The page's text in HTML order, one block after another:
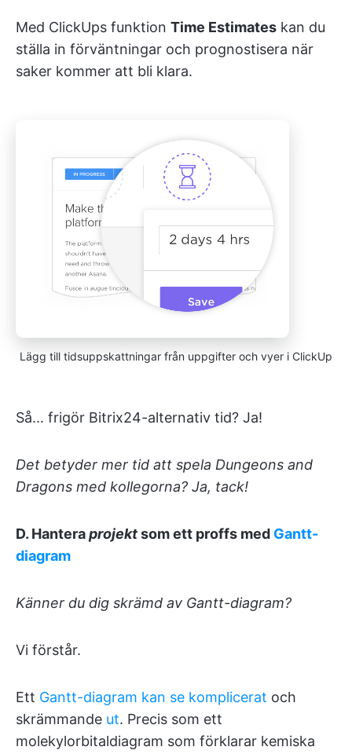
Med ClickUps funktion Time Estimates kan du
ställa in förväntningar och prognostisera när
saker kommer att bli klara.
Lägg till tidsuppskattningar från uppgifter och vyer i ClickUp
Så... frigör Bitrix24-alternativ tid? Ja!
Det betyder mer tid att spela Dungeons and
Dragons med kollegorna? Ja, tack!
D. Hanteraprojektsom ett proffs med Gantt-
diagram
Känner du dig skrämd av Gantt-diagram?
Vi förstår.
Ett Gantt-diagram kan se komplicerat och
skrämmande ut. Precis som ett
molekylorbitaldiagram som förklarar kemiska